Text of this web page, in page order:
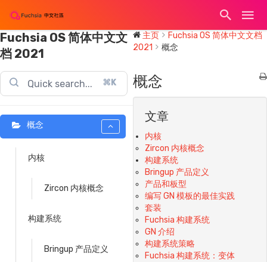
Fuchsia OS 简体中文文
档 2021
⌘K
概念
内核
Zircon 内核概念
构建系统
Bringup 产品定义
主页
Fuchsia OS 简体中文文档
2021
概念
概念
文章
内核
Zircon 内核概念
构建系统
Bringup 产品定义
产品和板型
编写 GN 模板的最佳实践
套装
Fuchsia 构建系统
GN 介绍
构建系统策略
Fuchsia 构建系统：变体